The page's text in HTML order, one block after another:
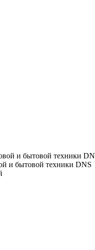
и бытовой техники DNS